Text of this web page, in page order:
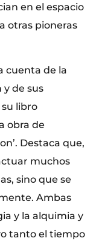
en el espacio
otras pioneras
cuenta de la
de sus
libro
obra de
Destaca que,
muchos
sino que se
Ambas
y la alquimia y
tanto el tiempo